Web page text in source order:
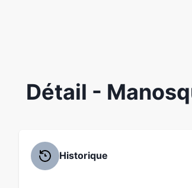
Détail -
Historique